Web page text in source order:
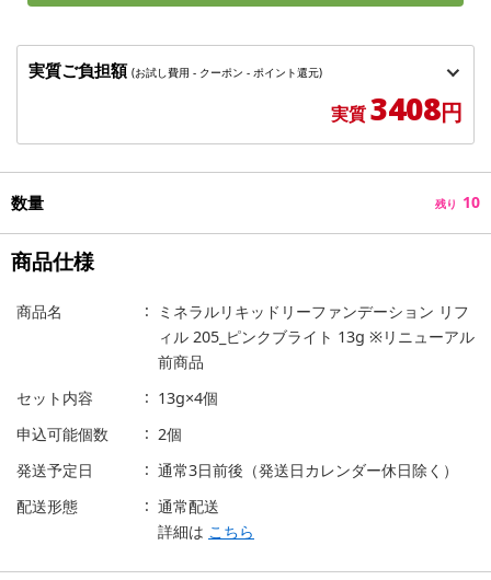
実質ご負担額 (お試し費用 - クーポン - ポイント還元)
実質3408円
数量 残り 10
商品仕様
商品名
ミネラルリキッドリーファンデーション リフ
ィル 205_ピンクブライト 13g ※リニューアル
前商品
セット内容
13g×4個
申込可能個数
2個
発送予定日
通常3日前後（発送日カレンダー休日除く）
配送形態
通常配送
詳細は こちら